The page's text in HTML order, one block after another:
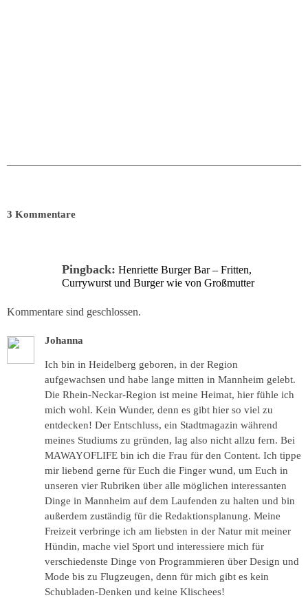
3 Kommentare
Pingback: Henriette Burger Bar – Fritten,
Currywurst und Burger wie von Großmutter
Kommentare sind geschlossen.
Johanna
Ich bin in Heidelberg geboren, in der Region
aufgewachsen und habe lange mitten in Mannheim gelebt.
Die Rhein-Neckar-Region ist meine Heimat, hier fühle ich
mich wohl. Kein Wunder, denn es gibt hier so viel zu
entdecken! Der Entschluss, ein Stadtmagazin während
meines Studiums zu gründen, lag also nicht allzu fern. Bei
MAWAYOFLIFE bin ich die Frau für den Content. Ich tippe
mir liebend gerne für Euch die Finger wund, um Euch in
unseren vier Rubriken über alle möglichen interessanten
Dinge in Mannheim auf dem Laufenden zu halten und bin
außerdem zuständig für die Redaktionsplanung. Meine
Freizeit verbringe ich am liebsten in der Natur mit meiner
Hündin, mache viel Sport und interessiere mich für
verschiedenste Dinge von Programmieren über Design und
Mode bis zu Flugzeugen, denn für mich gibt es kein
Schubladen-Denken und keine Klischees!